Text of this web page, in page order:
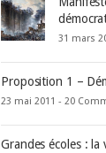
31 mars
Proposition 1 –
23 mai 2011 - 20
Grandes écoles : la